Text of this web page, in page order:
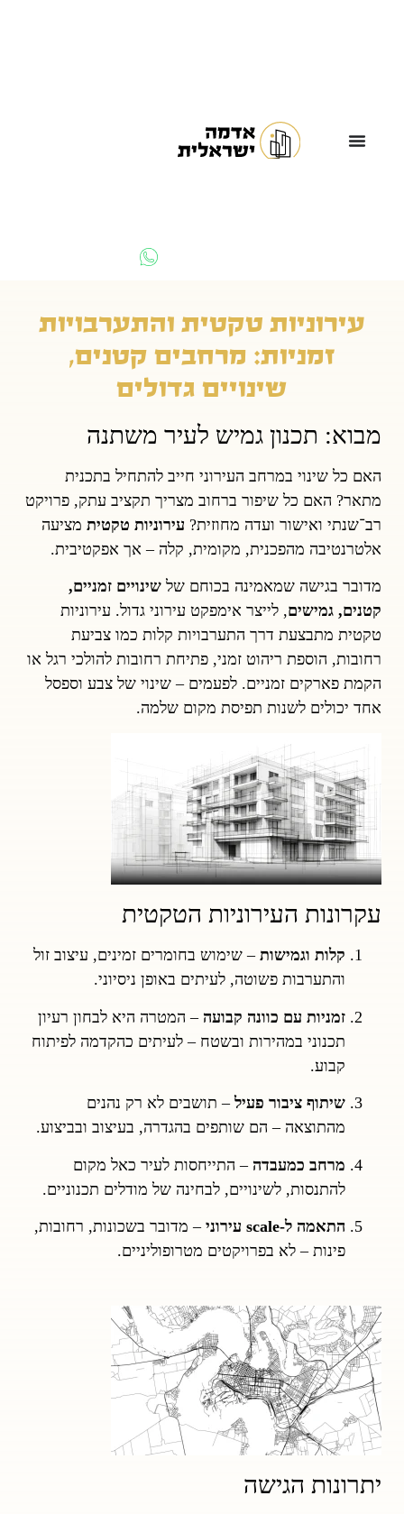
עירוניות טקטית והתערבויות
זמניות: מרחבים קטנים,
שינויים גדולים
מבוא: תכנון גמיש לעיר משתנה
האם כל שינוי במרחב העירוני חייב להתחיל בתכנית
מתאר? האם כל שיפור ברחוב מצריך תקציב עתק, פרויקט
רב־שנתי ואישור ועדה מחוזית? עירוניות טקטית מציעה
אלטרנטיבה מהפכנית, מקומית, קלה – אך אפקטיבית.
מדובר בגישה שמאמינה בכוחם של שינויים זמניים,
קטנים, גמישים, לייצר אימפקט עירוני גדול. עירוניות
טקטית מתבצעת דרך התערבויות קלות כמו צביעת
רחובות, הוספת ריהוט זמני, פתיחת רחובות להולכי רגל או
הקמת פארקים זמניים. לפעמים – שינוי של צבע וספסל
אחד יכולים לשנות תפיסת מקום שלמה.
עקרונות העירוניות הטקטית
קלות וגמישות – שימוש בחומרים זמינים, עיצוב זול
והתערבות פשוטה, לעיתים באופן ניסיוני.
זמניות עם כוונה קבועה – המטרה היא לבחון רעיון
תכנוני במהירות ובשטח – לעיתים כהקדמה לפיתוח
קבוע.
שיתוף ציבור פעיל – תושבים לא רק נהנים
מהתוצאה – הם שותפים בהגדרה, בעיצוב ובביצוע.
מרחב כמעבדה – התייחסות לעיר כאל מקום
להתנסות, לשינויים, לבחינה של מודלים תכנוניים.
התאמה ל-scale עירוני
– מדובר בשכונות, רחובות,
פינות – לא בפרויקטים מטרופוליניים.
יתרונות הגישה